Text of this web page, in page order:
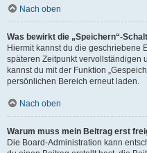
Nach oben
Was bewirkt die „Speichern“-
Hiermit kannst du die geschriebene
späteren Zeitpunkt vervollständigen
kannst du mit der Funktion
persönlichen Bereich erneut laden.
Nach oben
Warum muss mein Beitrag erst
Die Board-Administration kann